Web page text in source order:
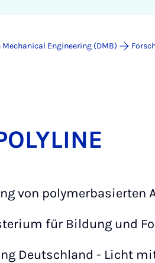
Engineering (DMB)
von polymerbasierten
für Bildung und
Deutschland - Licht